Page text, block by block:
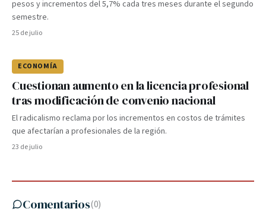
pesos y incrementos del 5,7% cada tres meses durante el segundo
semestre.
25 de julio
ECONOMÍA
Cuestionan aumento en la licencia profesional
tras modificación de convenio nacional
El radicalismo reclama por los incrementos en costos de trámites
que afectarían a profesionales de la región.
23 de julio
Comentarios(0)